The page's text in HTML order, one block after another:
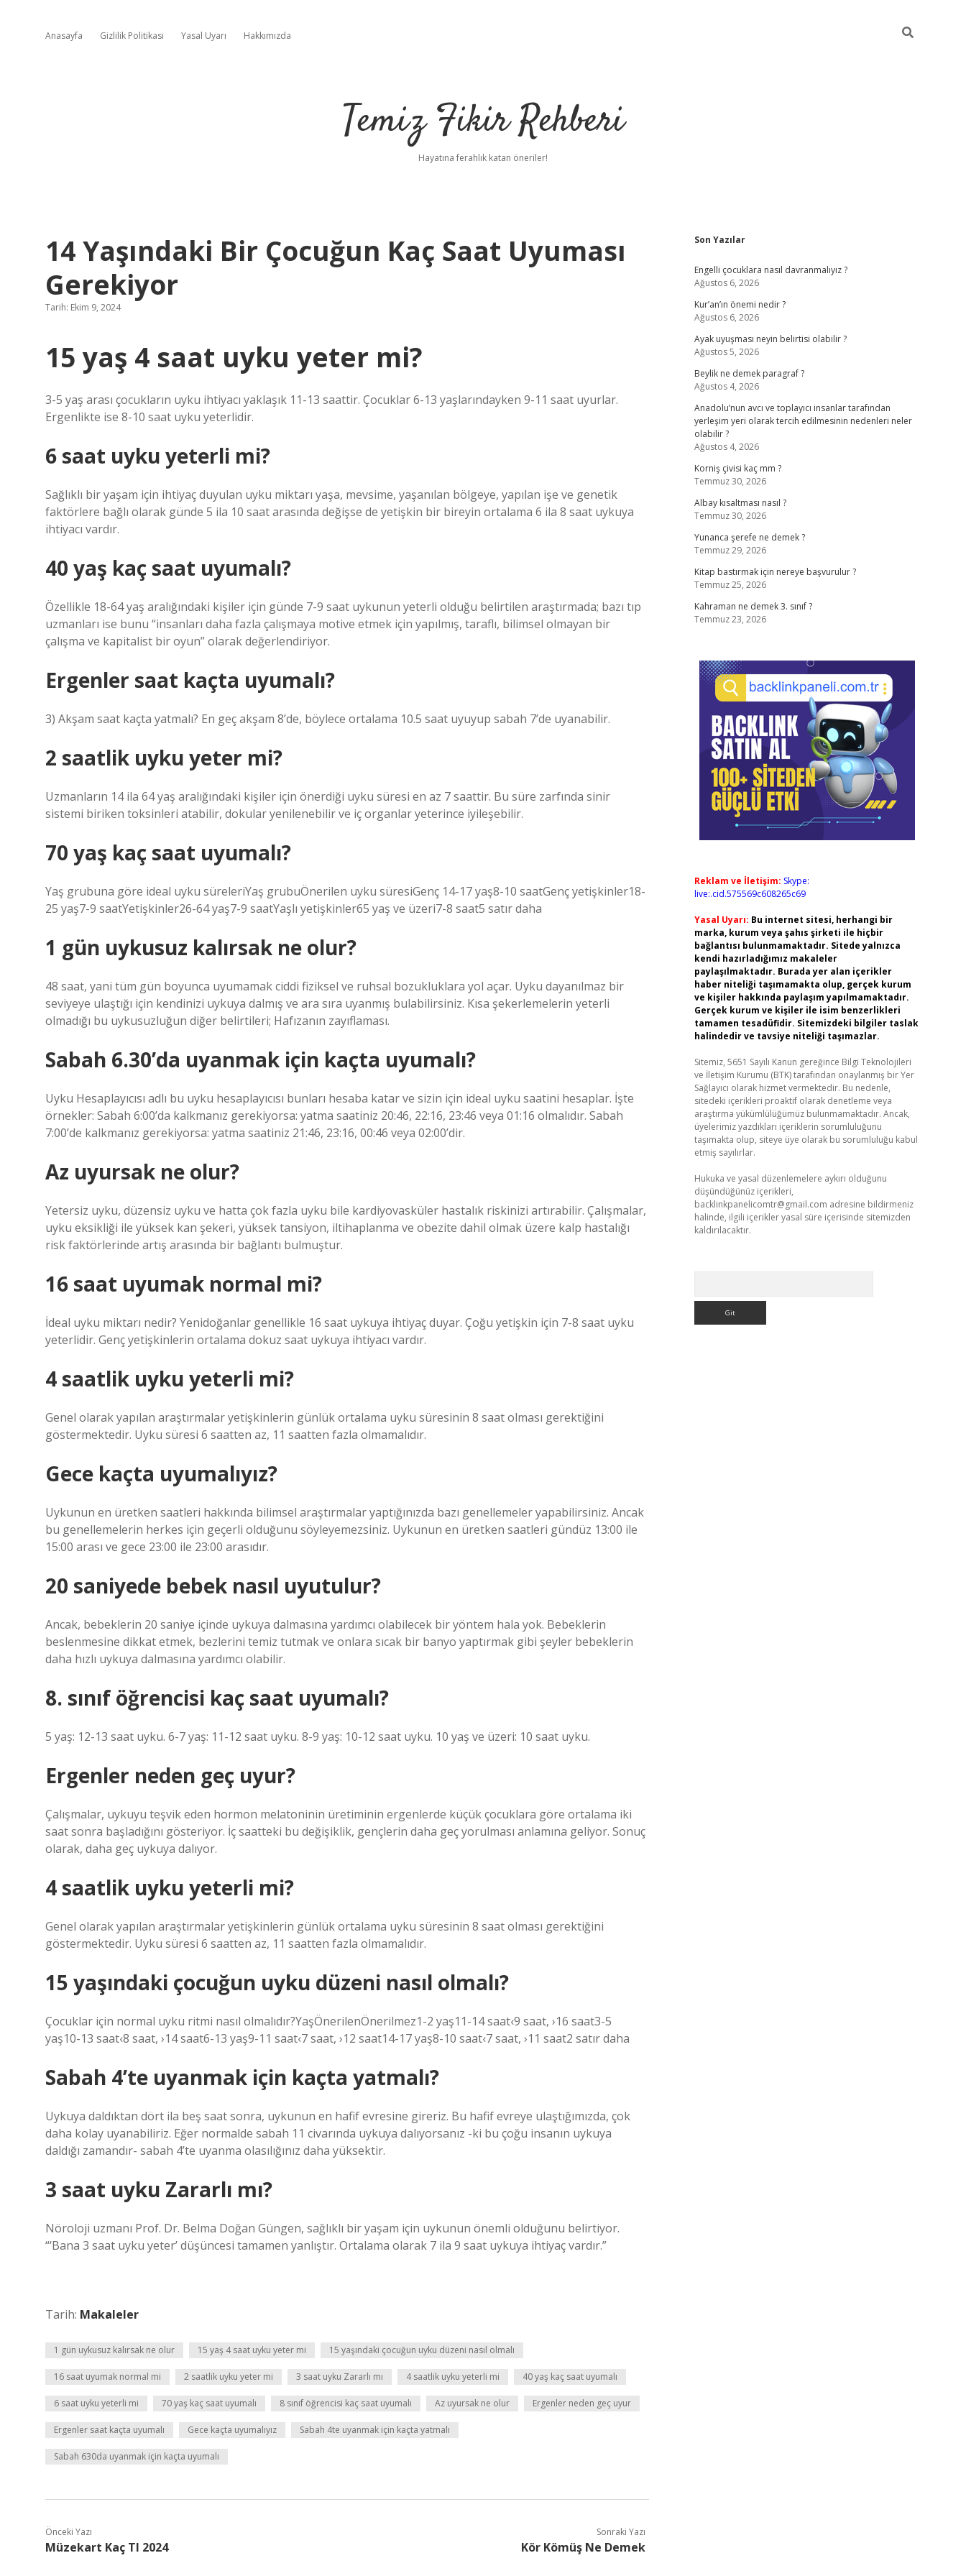
Anasayfa Gizlilik Politikası Yasal Uyarı Hakkımızda
Temiz Fikir Rehberi
Hayatına ferahlık katan öneriler!
14 Yaşındaki Bir Çocuğun Kaç Saat Uyuması
Gerekiyor
Tarih: Ekim 9, 2024
15 yaş 4 saat uyku yeter mi?
3-5 yaş arası çocukların uyku ihtiyacı yaklaşık 11-13 saattir. Çocuklar 6-13 yaşlarındayken 9-11 saat uyurlar.
Ergenlikte ise 8-10 saat uyku yeterlidir.
6 saat uyku yeterli mi?
Sağlıklı bir yaşam için ihtiyaç duyulan uyku miktarı yaşa, mevsime, yaşanılan bölgeye, yapılan işe ve genetik
faktörlere bağlı olarak günde 5 ila 10 saat arasında değişse de yetişkin bir bireyin ortalama 6 ila 8 saat uykuya
ihtiyacı vardır.
40 yaş kaç saat uyumalı?
Özellikle 18-64 yaş aralığındaki kişiler için günde 7-9 saat uykunun yeterli olduğu belirtilen araştırmada; bazı tıp
uzmanları ise bunu “insanları daha fazla çalışmaya motive etmek için yapılmış, taraflı, bilimsel olmayan bir
çalışma ve kapitalist bir oyun” olarak değerlendiriyor.
Ergenler saat kaçta uyumalı?
3) Akşam saat kaçta yatmalı? En geç akşam 8’de, böylece ortalama 10.5 saat uyuyup sabah 7’de uyanabilir.
2 saatlik uyku yeter mi?
Uzmanların 14 ila 64 yaş aralığındaki kişiler için önerdiği uyku süresi en az 7 saattir. Bu süre zarfında sinir
sistemi biriken toksinleri atabilir, dokular yenilenebilir ve iç organlar yeterince iyileşebilir.
70 yaş kaç saat uyumalı?
Yaş grubuna göre ideal uyku süreleriYaş grubuÖnerilen uyku süresiGenç 14-17 yaş8-10 saatGenç yetişkinler18-
25 yaş7-9 saatYetişkinler26-64 yaş7-9 saatYaşlı yetişkinler65 yaş ve üzeri7-8 saat5 satır daha
1 gün uykusuz kalırsak ne olur?
48 saat, yani tüm gün boyunca uyumamak ciddi fiziksel ve ruhsal bozukluklara yol açar. Uyku dayanılmaz bir
seviyeye ulaştığı için kendinizi uykuya dalmış ve ara sıra uyanmış bulabilirsiniz. Kısa şekerlemelerin yeterli
olmadığı bu uykusuzluğun diğer belirtileri; Hafızanın zayıflaması.
Sabah 6.30’da uyanmak için kaçta uyumalı?
Uyku Hesaplayıcısı adlı bu uyku hesaplayıcısı bunları hesaba katar ve sizin için ideal uyku saatini hesaplar. İşte
örnekler: Sabah 6:00’da kalkmanız gerekiyorsa: yatma saatiniz 20:46, 22:16, 23:46 veya 01:16 olmalıdır. Sabah
7:00’de kalkmanız gerekiyorsa: yatma saatiniz 21:46, 23:16, 00:46 veya 02:00’dir.
Az uyursak ne olur?
Yetersiz uyku, düzensiz uyku ve hatta çok fazla uyku bile kardiyovasküler hastalık riskinizi artırabilir. Çalışmalar,
uyku eksikliği ile yüksek kan şekeri, yüksek tansiyon, iltihaplanma ve obezite dahil olmak üzere kalp hastalığı
risk faktörlerinde artış arasında bir bağlantı bulmuştur.
16 saat uyumak normal mi?
İdeal uyku miktarı nedir? Yenidoğanlar genellikle 16 saat uykuya ihtiyaç duyar. Çoğu yetişkin için 7-8 saat uyku
yeterlidir. Genç yetişkinlerin ortalama dokuz saat uykuya ihtiyacı vardır.
4 saatlik uyku yeterli mi?
Genel olarak yapılan araştırmalar yetişkinlerin günlük ortalama uyku süresinin 8 saat olması gerektiğini
göstermektedir. Uyku süresi 6 saatten az, 11 saatten fazla olmamalıdır.
Gece kaçta uyumalıyız?
Uykunun en üretken saatleri hakkında bilimsel araştırmalar yaptığınızda bazı genellemeler yapabilirsiniz. Ancak
bu genellemelerin herkes için geçerli olduğunu söyleyemezsiniz. Uykunun en üretken saatleri gündüz 13:00 ile
15:00 arası ve gece 23:00 ile 23:00 arasıdır.
20 saniyede bebek nasıl uyutulur?
Ancak, bebeklerin 20 saniye içinde uykuya dalmasına yardımcı olabilecek bir yöntem hala yok. Bebeklerin
beslenmesine dikkat etmek, bezlerini temiz tutmak ve onlara sıcak bir banyo yaptırmak gibi şeyler bebeklerin
daha hızlı uykuya dalmasına yardımcı olabilir.
8. sınıf öğrencisi kaç saat uyumalı?
5 yaş: 12-13 saat uyku. 6-7 yaş: 11-12 saat uyku. 8-9 yaş: 10-12 saat uyku. 10 yaş ve üzeri: 10 saat uyku.
Ergenler neden geç uyur?
Çalışmalar, uykuyu teşvik eden hormon melatoninin üretiminin ergenlerde küçük çocuklara göre ortalama iki
saat sonra başladığını gösteriyor. İç saatteki bu değişiklik, gençlerin daha geç yorulması anlamına geliyor. Sonuç
olarak, daha geç uykuya dalıyor.
4 saatlik uyku yeterli mi?
Genel olarak yapılan araştırmalar yetişkinlerin günlük ortalama uyku süresinin 8 saat olması gerektiğini
göstermektedir. Uyku süresi 6 saatten az, 11 saatten fazla olmamalıdır.
15 yaşındaki çocuğun uyku düzeni nasıl olmalı?
Çocuklar için normal uyku ritmi nasıl olmalıdır?YaşÖnerilenÖnerilmez1-2 yaş11-14 saat‹9 saat, ›16 saat3-5
yaş10-13 saat‹8 saat, ›14 saat6-13 yaş9-11 saat‹7 saat, ›12 saat14-17 yaş8-10 saat‹7 saat, ›11 saat2 satır daha
Sabah 4’te uyanmak için kaçta yatmalı?
Uykuya daldıktan dört ila beş saat sonra, uykunun en hafif evresine gireriz. Bu hafif evreye ulaştığımızda, çok
daha kolay uyanabiliriz. Eğer normalde sabah 11 civarında uykuya dalıyorsanız -ki bu çoğu insanın uykuya
daldığı zamandır- sabah 4’te uyanma olasılığınız daha yüksektir.
3 saat uyku Zararlı mı?
Nöroloji uzmanı Prof. Dr. Belma Doğan Güngen, sağlıklı bir yaşam için uykunun önemli olduğunu belirtiyor.
“‘Bana 3 saat uyku yeter’ düşüncesi tamamen yanlıştır. Ortalama olarak 7 ila 9 saat uykuya ihtiyaç vardır.”
Tarih: Makaleler
1 gün uykusuz kalırsak ne olur 15 yaş 4 saat uyku yeter mi 15 yaşındaki çocuğun uyku düzeni nasıl olmalı
16 saat uyumak normal mi 2 saatlik uyku yeter mi 3 saat uyku Zararlı mı 4 saatlik uyku yeterli mi 40 yaş kaç saat uyumalı
6 saat uyku yeterli mi 70 yaş kaç saat uyumalı 8 sınıf öğrencisi kaç saat uyumalı Az uyursak ne olur Ergenler neden geç uyur
Ergenler saat kaçta uyumalı Gece kaçta uyumalıyız Sabah 4te uyanmak için kaçta yatmalı
Sabah 630da uyanmak için kaçta uyumalı
Önceki Yazı
Müzekart Kaç Tl 2024
Sonraki Yazı
Kör Kömüş Ne Demek
Sidebar
Son Yazılar
Engelli çocuklara nasıl davranmalıyız ?
Ağustos 6, 2026
Kur’an’ın önemi nedir ?
Ağustos 6, 2026
Ayak uyuşması neyin belirtisi olabilir ?
Ağustos 5, 2026
Beylik ne demek paragraf ?
Ağustos 4, 2026
Anadolu’nun avcı ve toplayıcı insanlar tarafından
yerleşim yeri olarak tercih edilmesinin nedenleri neler
olabilir ?
Ağustos 4, 2026
Korniş çivisi kaç mm ?
Temmuz 30, 2026
Albay kısaltması nasıl ?
Temmuz 30, 2026
Yunanca şerefe ne demek ?
Temmuz 29, 2026
Kitap bastırmak için nereye başvurulur ?
Temmuz 25, 2026
Kahraman ne demek 3. sınıf ?
Temmuz 23, 2026
Reklam ve İletişim: Skype:
live:.cid.575569c608265c69
Yasal Uyarı: Bu internet sitesi, herhangi bir
marka, kurum veya şahıs şirketi ile hiçbir
bağlantısı bulunmamaktadır. Sitede yalnızca
kendi hazırladığımız makaleler
paylaşılmaktadır. Burada yer alan içerikler
haber niteliği taşımamakta olup, gerçek kurum
ve kişiler hakkında paylaşım yapılmamaktadır.
Gerçek kurum ve kişiler ile isim benzerlikleri
tamamen tesadüfidir. Sitemizdeki bilgiler taslak
halindedir ve tavsiye niteliği taşımazlar.
Sitemiz, 5651 Sayılı Kanun gereğince Bilgi Teknolojileri
ve İletişim Kurumu (BTK) tarafından onaylanmış bir Yer
Sağlayıcı olarak hizmet vermektedir. Bu nedenle,
sitedeki içerikleri proaktif olarak denetleme veya
araştırma yükümlülüğümüz bulunmamaktadır. Ancak,
üyelerimiz yazdıkları içeriklerin sorumluluğunu
taşımakta olup, siteye üye olarak bu sorumluluğu kabul
etmiş sayılırlar.
Hukuka ve yasal düzenlemelere aykırı olduğunu
düşündüğünüz içerikleri,
backlinkpanelicomtr@gmail.com adresine bildirmeniz
halinde, ilgili içerikler yasal süre içerisinde sitemizden
kaldırılacaktır.